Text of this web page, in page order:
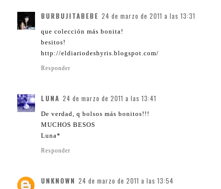
BURBUJITABEBE 24 de marzo de 2011 a las 13:31
que colección más bonita!
besitos!
http://eldiariodeshyris.blogspot.com/
Responder
LUNA 24 de marzo de 2011 a las 13:41
De verdad, q bolsos más bonitos!!!
MUCHOS BESOS
Luna*
Responder
UNKNOWN 24 de marzo de 2011 a las 13:54